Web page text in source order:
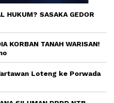
HUKUM? SASAKA GEDOR
KORBAN TANAH WARISAN!
Loteng ke Porwada